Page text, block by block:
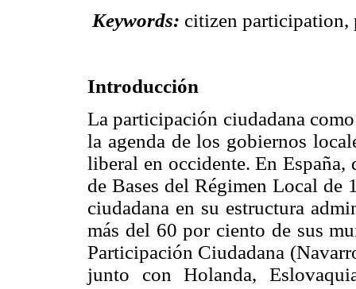
Keywords: citizen
Introducción
La participación ciudadana
la agenda de los gobiernos
liberal en occidente. En
de Bases del Régimen Local de
ciudadana en su estructura
más del 60 por ciento de sus
Participación Ciudadana
junto con Holanda,